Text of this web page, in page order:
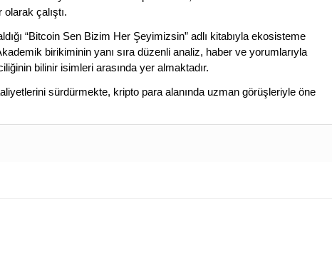
çalıştı.
“Bitcoin Sen Bizim Her Şeyimizsin” adlı kitabıyla ekosisteme
birikiminin yanı sıra düzenli analiz, haber ve yorumlarıyla
bilinir isimleri arasında yer almaktadır.
sürdürmekte, kripto para alanında uzman görüşleriyle öne